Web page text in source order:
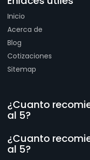
Inicio
Acerca de
Blog
Cotizaciones
Sitemap
¿Cuanto
al 5?
¿Cuanto
al 5?